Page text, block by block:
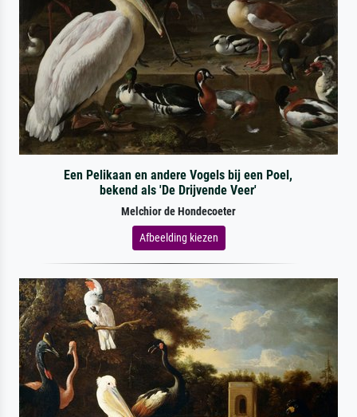
Een Pelikaan en andere Vogels bij een Poel,
bekend als 'De Drijvende Veer'
Melchior de Hondecoeter
Afbeelding kiezen